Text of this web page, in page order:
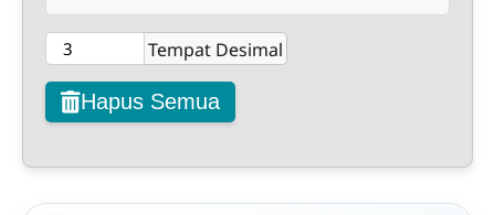
Tempat Desimal
Hapus Semua